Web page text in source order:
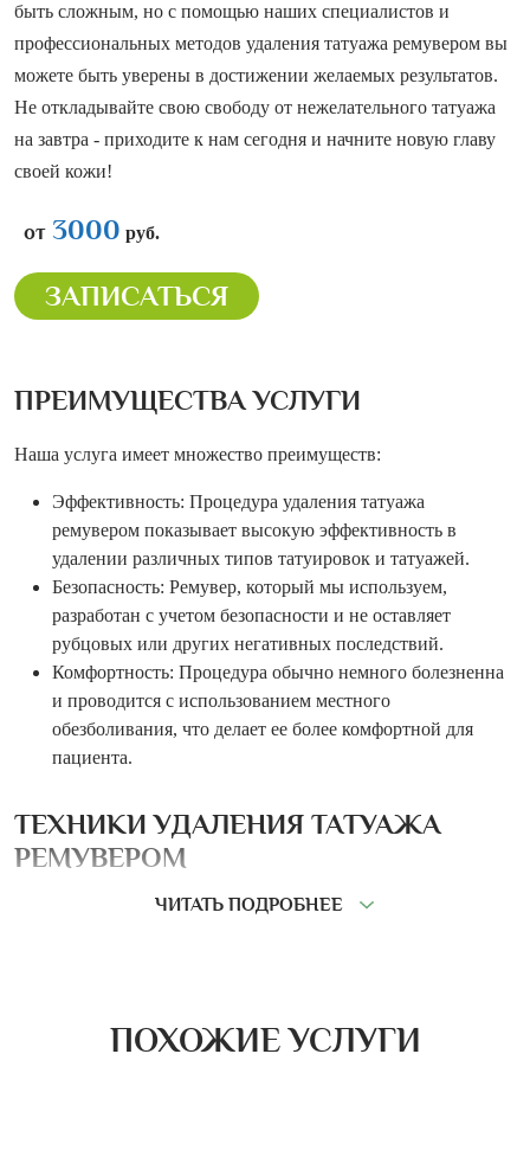
быть сложным, но с помощью наших специалистов и
профессиональных методов удаления татуажа ремувером вы
можете быть уверены в достижении желаемых результатов.
Не откладывайте свою свободу от нежелательного татуажа
на завтра - приходите к нам сегодня и начните новую главу
своей кожи!
от3000 руб.
ЗАПИСАТЬСЯ
ПРЕИМУЩЕСТВА УСЛУГИ
Наша услуга имеет множество преимуществ:
Эффективность: Процедура удаления татуажа
ремувером показывает высокую эффективность в
удалении различных типов татуировок и татуажей.
Безопасность: Ремувер, который мы используем,
разработан с учетом безопасности и не оставляет
рубцовых или других негативных последствий.
Комфортность: Процедура обычно немного болезненна
и проводится с использованием местного
обезболивания, что делает ее более комфортной для
пациента.
ТЕХНИКИ УДАЛЕНИЯ ТАТУАЖА
РЕМУВЕРОМ
В нашем центре мы используем различные методы:
частицы, которые затем выведутся из организма через
ЧИТАТЬ ПОДРОБНЕЕ
ПОХОЖИЕ УСЛУГИ